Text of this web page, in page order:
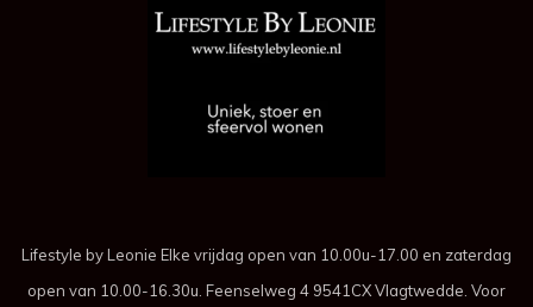
Lifestyle by Leonie Elke vrijdag open van 10.00u-17.00 en zaterdag
open van 10.00-16.30u. Feenselweg 4 9541CX Vlagtwedde. Voor